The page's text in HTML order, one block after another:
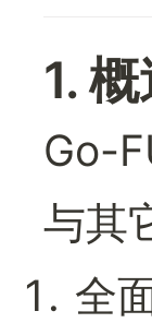
1.
Go-
与其
全